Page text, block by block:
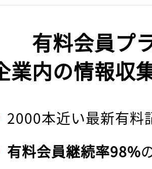
有料会員プ
業内の情報収
2000本近い最新有料
有料会員継続率98%